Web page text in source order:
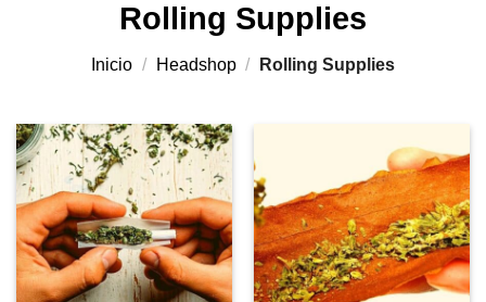
Rolling Supplies
Inicio / Headshop / Rolling Supplies